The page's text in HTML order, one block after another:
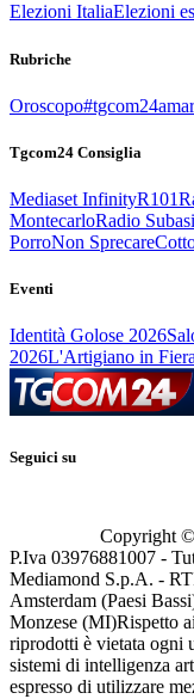
Elezioni ItaliaElezioni
Rubriche
Oroscopo
Tgcom24 Consiglia
Mediaset InfinityR101
MontecarloRadio
PorroNon Sprecare
Eventi
Identità Golose 2026
2026L'Artigiano in
Seguici su
Copyright
P.Iva 03976881007 -
Mediamond S.p.A. -
Amsterdam (Paesi
Monzese (MI)Rispetto
riprodotti è vietata ogni
sistemi di intelligenza
espresso di utilizzare